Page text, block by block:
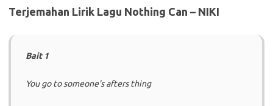
Terjemahan Lirik Lagu Nothing Can – NIKI
Bait 1
You go to someone’s afters thing